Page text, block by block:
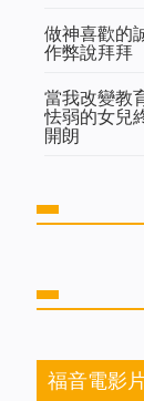
做神喜歡的
作弊說拜拜
當我改變教
怯弱的女兒
開朗
福音電影